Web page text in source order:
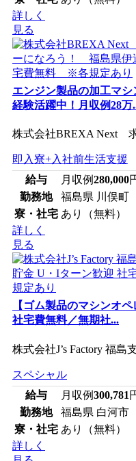
詳しく
見る
エンジン製品の加工マ
経験活躍中！月収例28万
株式会社BREXA Next
即入寮+入社前生活支援
給与
月収例280,000
勤務地
福島県 川俣町
寮・社宅 あり（無料）
詳しく
見る
【ゴム製品のマシンオ
社宅費無料／無期社...
株式会社J’s Factory 福
スペシャル
給与
月収例300,781
勤務地
福島県 白河市
寮・社宅 あり（無料）
詳しく